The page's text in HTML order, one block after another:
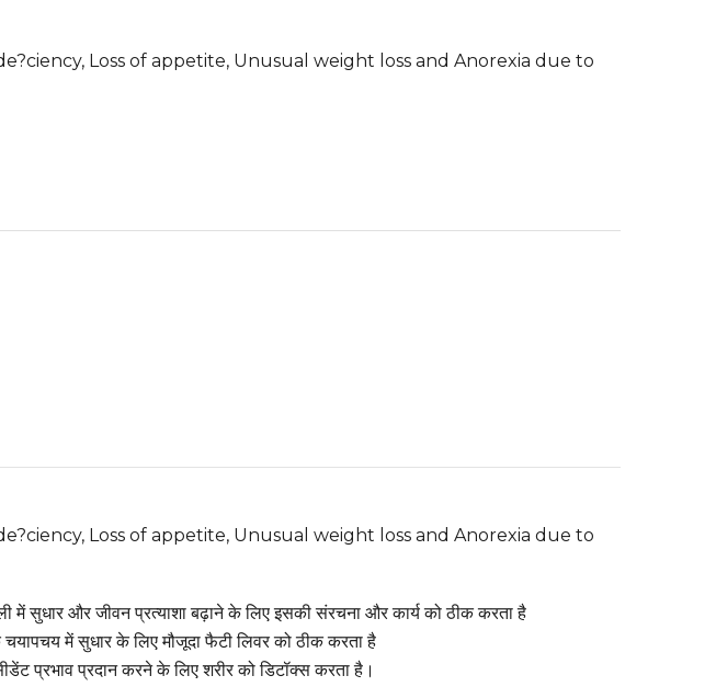
Loss of appetite, Unusual weight loss and Anorexia due to
Loss of appetite, Unusual weight loss and Anorexia due to
में सुधार और जीवन प्रत्याशा बढ़ाने के लिए इसकी संरचना और कार्य को ठीक करता है
में सुधार के लिए मौजूदा फैटी लिवर को ठीक करता है
प्रभाव प्रदान करने के लिए शरीर को डिटॉक्स करता है।